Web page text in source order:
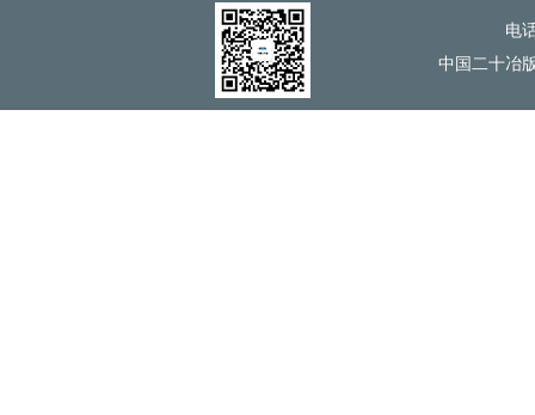
电
中国二十